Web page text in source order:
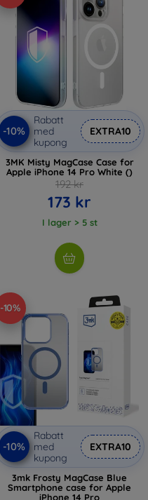
-10%
Rabatt
med
kupong
EXTRA10
3MK Misty MagCase Case for
Apple iPhone 14 Pro White ()
192 kr
173 kr
I lager > 5 st
-10%
-10%
Rabatt
med
kupong
EXTRA10
3mk Frosty MagCase Blue
Smartphone case for Apple
iPhone 14 Pro